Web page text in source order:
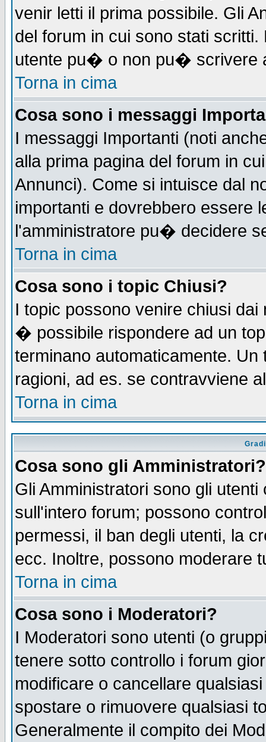
venir letti il prima possibile. Gli
del forum in cui sono stati
utente pu� o non pu� scrivere
Torna in cima
Cosa sono i messaggi
I messaggi Importanti (noti
alla prima pagina del forum in
Annunci). Come si intuisce dal
importanti e dovrebbero essere
l'amministratore pu� decidere
Torna in cima
Cosa sono i topic Chiusi?
I topic possono venire chiusi
� possibile rispondere ad un
terminano automaticamente.
ragioni, ad es. se contravviene
Torna in cima
Cosa sono gli Amministratori?
Gli Amministratori sono gli
sull'intero forum; possono
permessi, il ban degli utenti, la
ecc. Inoltre, possono moderare
Torna in cima
Cosa sono i Moderatori?
I Moderatori sono utenti (o
tenere sotto controllo i forum
modificare o cancellare
spostare o rimuovere qualsiasi
Generalmente il compito dei